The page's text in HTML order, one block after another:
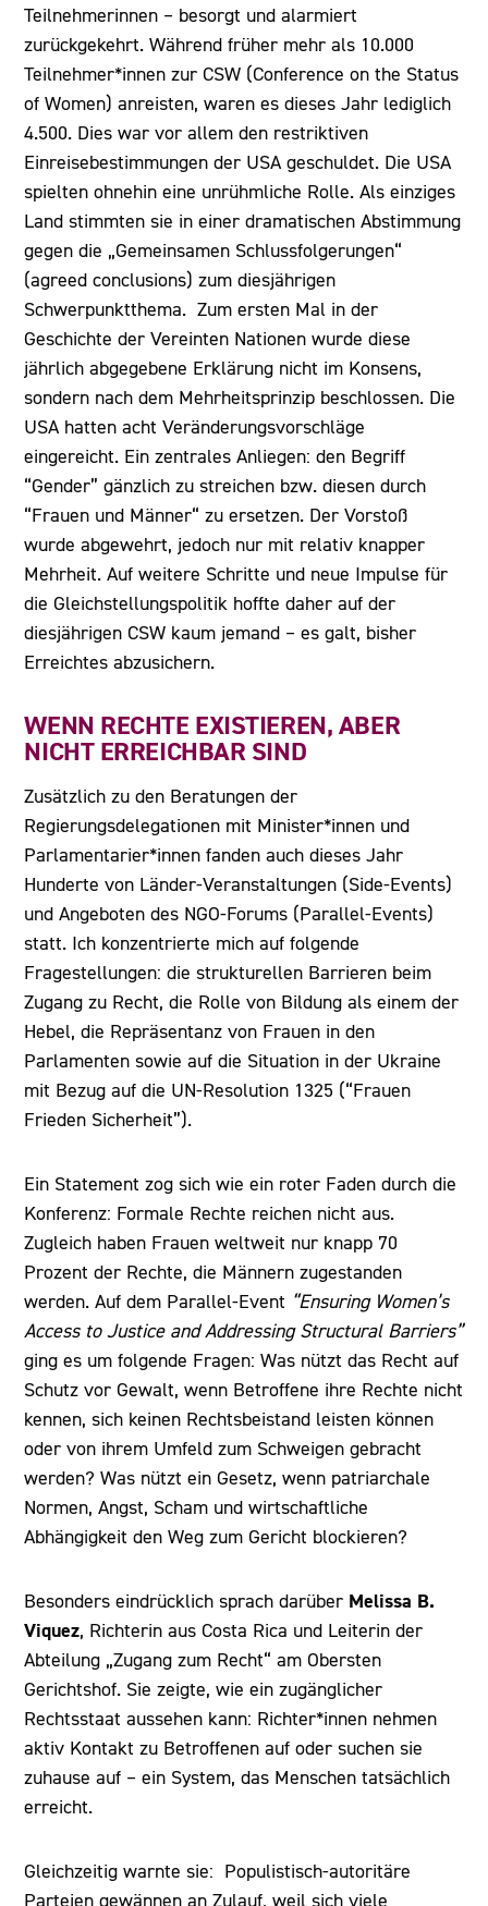
Teilnehmerinnen – besorgt und alarmiert
zurückgekehrt. Während früher mehr als 10.000
Teilnehmer*innen zur CSW (Conference on the Status
of Women) anreisten, waren es dieses Jahr lediglich
4.500. Dies war vor allem den restriktiven
Einreisebestimmungen der USA geschuldet. Die USA
spielten ohnehin eine unrühmliche Rolle. Als einziges
Land stimmten sie in einer dramatischen Abstimmung
gegen die „Gemeinsamen Schlussfolgerungen“
(agreed conclusions) zum diesjährigen
Schwerpunktthema. Zum ersten Mal in der
Geschichte der Vereinten Nationen wurde diese
jährlich abgegebene Erklärung nicht im Konsens,
sondern nach dem Mehrheitsprinzip beschlossen. Die
USA hatten acht Veränderungsvorschläge
eingereicht. Ein zentrales Anliegen: den Begriff
“Gender” gänzlich zu streichen bzw. diesen durch
“Frauen und Männer“ zu ersetzen. Der Vorstoß
wurde abgewehrt, jedoch nur mit relativ knapper
Mehrheit. Auf weitere Schritte und neue Impulse für
die Gleichstellungspolitik hoffte daher auf der
diesjährigen CSW kaum jemand – es galt, bisher
Erreichtes abzusichern.
WENN RECHTE EXISTIEREN, ABER
NICHT ERREICHBAR SIND
Zusätzlich zu den Beratungen der
Regierungsdelegationen mit Minister*innen und
Parlamentarier*innen fanden auch dieses Jahr
Hunderte von Länder-Veranstaltungen (Side-Events)
und Angeboten des NGO-Forums (Parallel-Events)
statt. Ich konzentrierte mich auf folgende
Fragestellungen: die strukturellen Barrieren beim
Zugang zu Recht, die Rolle von Bildung als einem der
Hebel, die Repräsentanz von Frauen in den
Parlamenten sowie auf die Situation in der Ukraine
mit Bezug auf die UN-Resolution 1325 (“Frauen
Frieden Sicherheit”).
Ein Statement zog sich wie ein roter Faden durch die
Konferenz: Formale Rechte reichen nicht aus.
Zugleich haben Frauen weltweit nur knapp 70
Prozent der Rechte, die Männern zugestanden
werden. Auf dem Parallel-Event “Ensuring Women’s
Access to Justice and Addressing Structural Barriers”
ging es um folgende Fragen: Was nützt das Recht auf
Schutz vor Gewalt, wenn Betroffene ihre Rechte nicht
kennen, sich keinen Rechtsbeistand leisten können
oder von ihrem Umfeld zum Schweigen gebracht
werden? Was nützt ein Gesetz, wenn patriarchale
Normen, Angst, Scham und wirtschaftliche
Abhängigkeit den Weg zum Gericht blockieren?
Besonders eindrücklich sprach darüber Melissa B.
Viquez, Richterin aus Costa Rica und Leiterin der
Abteilung „Zugang zum Recht“ am Obersten
Gerichtshof. Sie zeigte, wie ein zugänglicher
Rechtsstaat aussehen kann: Richter*innen nehmen
aktiv Kontakt zu Betroffenen auf oder suchen sie
zuhause auf – ein System, das Menschen tatsächlich
erreicht.
Gleichzeitig warnte sie: Populistisch-autoritäre
Parteien gewännen an Zulauf, weil sich viele